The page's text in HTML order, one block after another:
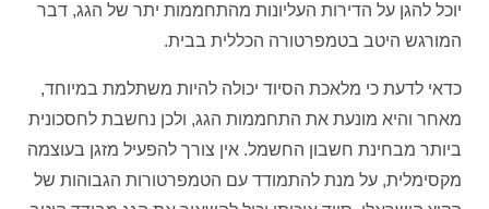
יוכל להגן על הדירות העליונות מהתחממות יתר של הגג, דבר
המורגש היטב בטמפרטורה הכללית בבית.
כדאי לדעת כי מלאכת הסיוד יכולה להיות משתלמת במיוחד,
מאחר והיא מונעת את התחממות הגג, ולכן נחשבת לחסכונית
ביותר מבחינת חשבון החשמל. אין צורך להפעיל מזגן בעוצמה
מקסימלית, על מנת להתמודד עם הטמפרטורות הגבוהות של